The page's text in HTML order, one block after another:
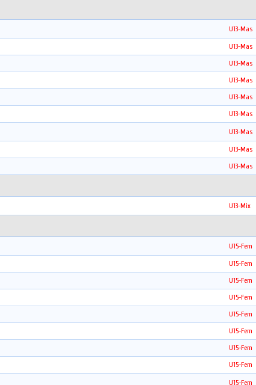
U13-Mas
U13-Mas
U13-Mas
U13-Mas
U13-Mas
U13-Mas
U13-Mas
U13-Mas
U13-Mas
U13-Mix
U15-Fem
U15-Fem
U15-Fem
U15-Fem
U15-Fem
U15-Fem
U15-Fem
U15-Fem
U15-Fem